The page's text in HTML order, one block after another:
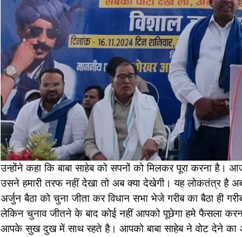
उन्होंने कहा कि बाबा साहेब को सपनों को मिलकर पूरा करना है।
उसने हमारी तरफ नहीं देखा तो अब क्या देखेगी। यह लोकतंत्र है
अर्जुन बैठा को चुना जीता कर विधान सभा भेजे गरीब का बैठा ही
लेकिन चुनाव जीतने के बाद कोई नहीं आपको पूछेगा हमे फैसला
आपके सुख दुख में साथ रहते है। आपको बाबा साहेब ने वोट देने का